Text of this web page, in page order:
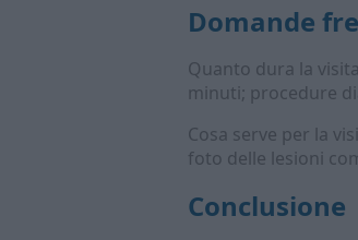
Domande
Quanto dura la
minuti; procedure
Cosa serve per la
foto delle lesioni
Conclusione